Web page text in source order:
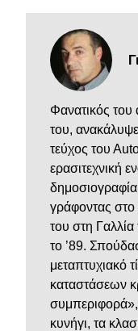
Φανατικός του
του,
τεύχος του
ερασιτεχνική
δημοσιογραφία
γράφοντας στο
του στη Γαλλία
το ’89.
μεταπτυχιακό
καταστάσεων
συμπεριφορά»,
κυνήγι, τα